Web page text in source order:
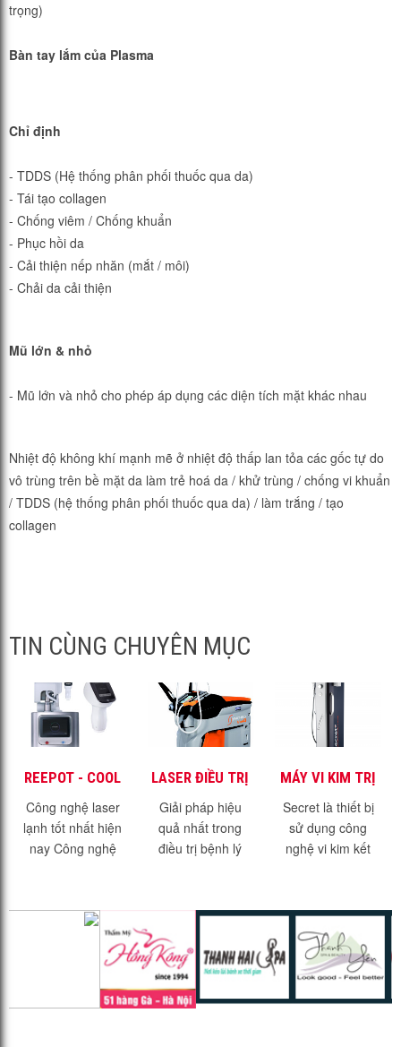
trọng)
Bàn tay lắm của Plasma
Chỉ định
- TDDS (Hệ thống phân phối thuốc qua da)
- Tái tạo collagen
- Chống viêm / Chống khuẩn
- Phục hồi da
- Cải thiện nếp nhăn (mắt / môi)
- Chải da cải thiện
Mũ lớn & nhỏ
- Mũ lớn và nhỏ cho phép áp dụng các diện tích mặt khác nhau
Nhiệt độ không khí mạnh mẽ ở nhiệt độ thấp lan tỏa các gốc tự do
vô trùng trên bề mặt da làm trẻ hoá da / khử trùng / chống vi khuẩn
/ TDDS (hệ thống phân phối thuốc qua da) / làm trắng / tạo
collagen
TIN CÙNG CHUYÊN MỤC
REEPOT - COOL
LASER - SIÊU
PHẨM TRONG
ĐIỀU TRỊ SẮC TỐ
Công nghệ laser
lạnh tốt nhất hiện
nay Công nghệ
sắc tố mới nhất và
hiện đại nhất hiện
LASER ĐIỀU TRỊ
MẠCH MÁU
VASQ
Giải pháp hiệu
quả nhất trong
điều trị bệnh lý
lý về sắc tố tuy
không ảnh hưởng
nhiều đến sức...
MÁY VI KIM TRỊ
MỤN TRỊ SẸO
SECRET - FDA
Secret là thiết bị
sử dụng công
nghệ vi kim kết
nghệ trị sẹo trị
mụn hàng đầu thế
giới Phạm vi...